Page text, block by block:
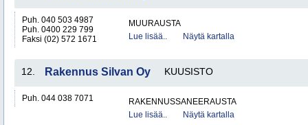
Puh. 040 503 4987
Puh. 0400 229 799
Faksi (02) 572 1671
MUURAUSTA
Lue lisää..
Näytä kartalla
12. Rakennus Silvan Oy KUUSISTO
Puh. 044 038 7071
RAKENNUSSANEERAUSTA
Lue lisää..
Näytä kartalla